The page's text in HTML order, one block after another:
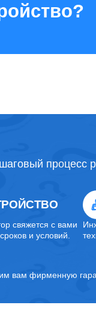
процесс
свяжется с вами
и условий.
вам фирменную